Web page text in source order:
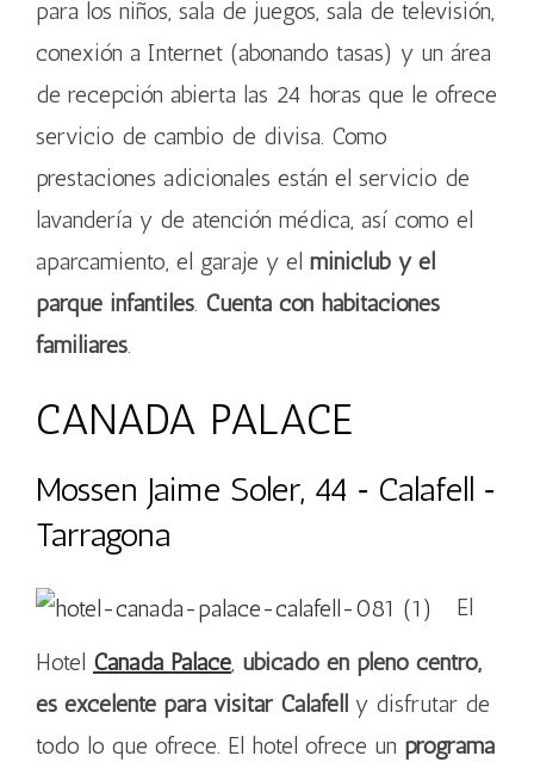
para los niños, sala de juegos, sala de televisión,
conexión a Internet (abonando tasas) y un área
de recepción abierta las 24 horas que le ofrece
servicio de cambio de divisa. Como
prestaciones adicionales están el servicio de
lavandería y de atención médica, así como el
aparcamiento, el garaje y el miniclub y el
parque infantiles. Cuenta con habitaciones
familiares.
CANADA PALACE
Mossen Jaime Soler, 44 ‐ Calafell ‐
Tarragona
El
Hotel Canada Palace, ubicado en pleno centro,
es excelente para visitar Calafell y disfrutar de
todo lo que ofrece. El hotel ofrece un programa